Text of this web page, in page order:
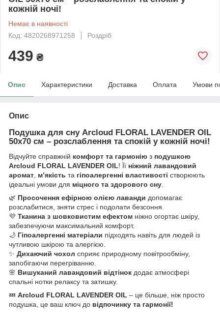
кожній ночі!
Немає в наявності
Код: 4820268971258
Роздріб
439 ₴
Опис Характеристики Доставка Оплата Умови
Опис
Подушка для сну Arcloud FLORAL LAVENDER OIL
50x70 см – розслаблення та спокій у кожній ночі!
Відчуйте справжній комфорт та гармонію з подушкою
Arcloud FLORAL LAVENDER OIL! Її ніжний лавандовий
аромат м’якість та гіпоалергенні властивості створюють
ідеальні умови для міцного та здорового сну
🌿 Просочення ефірною олією лаванди допомагає
розслабитися, зняти стрес і подолати безсоння.
💜 Тканина з шовковистим ефектом ніжно огортає шкіру,
забезпечуючи максимальний комфорт.
🌙 Гіпоалергенні матеріали підходять навіть для людей із
чутливою шкірою та алергією.
✨ Дихаючий чохол сприяє природному повітрообміну,
запобігаючи перегріванню.
🌸 Вишуканий лавандовий відтінок додає атмосфері
спальні нотки релаксу та затишку.
💤 Arcloud FLORAL LAVENDER OIL – це більше, ніж просто
подушка, це ваш ключ до відпочинку та гармонії!